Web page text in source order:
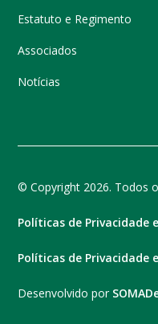
Estatuto e Regimento
Associados
Notícias
© Copyright 2026. Todos
Políticas de Privacidade
Políticas de Privacidade
Desenvolvido por